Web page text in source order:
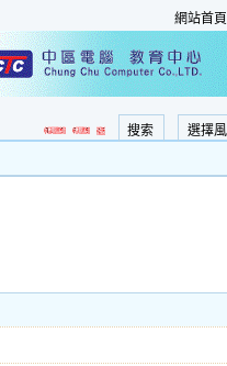
網站首頁
選擇
搜索